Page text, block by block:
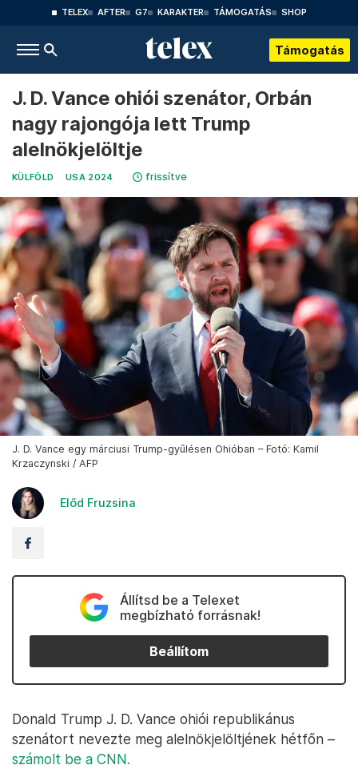
TELEX AFTER G7 KARAKTER TÁMOGATÁS SHOP
Támogatás
J. D. Vance ohiói szenátor, Orbán
nagy rajongója lett Trump
alelnökjelöltje
KÜLFÖLD USA 2024 frissítve
J. D. Vance egy márciusi Trump-gyűlésen Ohióban – Fotó: Kamil
Krzaczynski / AFP
Előd Fruzsina
Állítsd be a Telexet
megbízható forrásnak!
Beállítom
Donald Trump J. D. Vance ohiói republikánus
szenátort nevezte meg alelnökjelöltjének hétfőn –
számolt be a CNN.